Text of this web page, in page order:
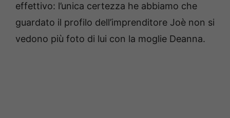
effettivo: l’unica certezza he abbiamo che
guardato il profilo dell’imprenditore Joè non si
vedono più foto di lui con la moglie Deanna.